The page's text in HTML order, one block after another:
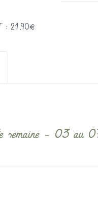
: 21,90€
semaine – 03 au